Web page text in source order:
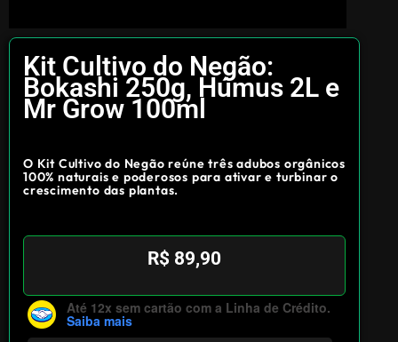
Kit Cultivo do Negão:
Bokashi 250g, Húmus 2L e
Mr Grow 100ml
O Kit Cultivo do Negão reúne três adubos orgânicos
100% naturais e poderosos para ativar e turbinar o
crescimento das plantas.
R$ 89,90
Até 12x sem cartão com a Linha de Crédito.
Saiba mais